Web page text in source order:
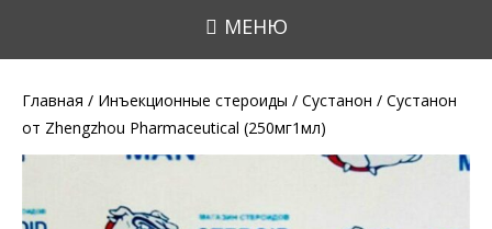
МЕНЮ
Главная / Инъекционные стероиды / Сустанон / Сустанон
от Zhengzhou Pharmaceutical (250мг1мл)